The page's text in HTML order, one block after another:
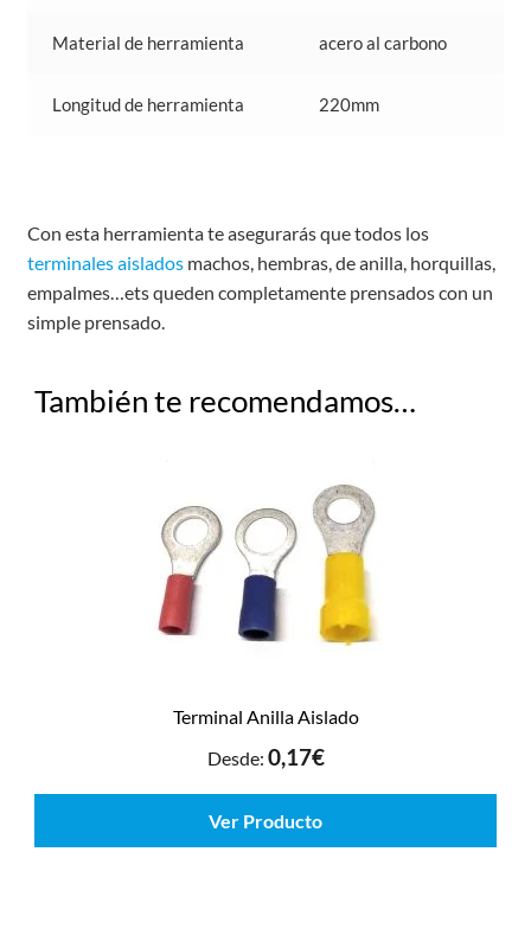
Material de herramienta acero al carbono
Longitud de herramienta 220mm
Con esta herramienta te asegurarás que todos los
terminales aisladosmachos, hembras, de anilla, horquillas,
empalmes…ets queden completamente prensados con un
simple prensado.
También te recomendamos…
Terminal Anilla Aislado
Desde: 0,17€
Ver Producto